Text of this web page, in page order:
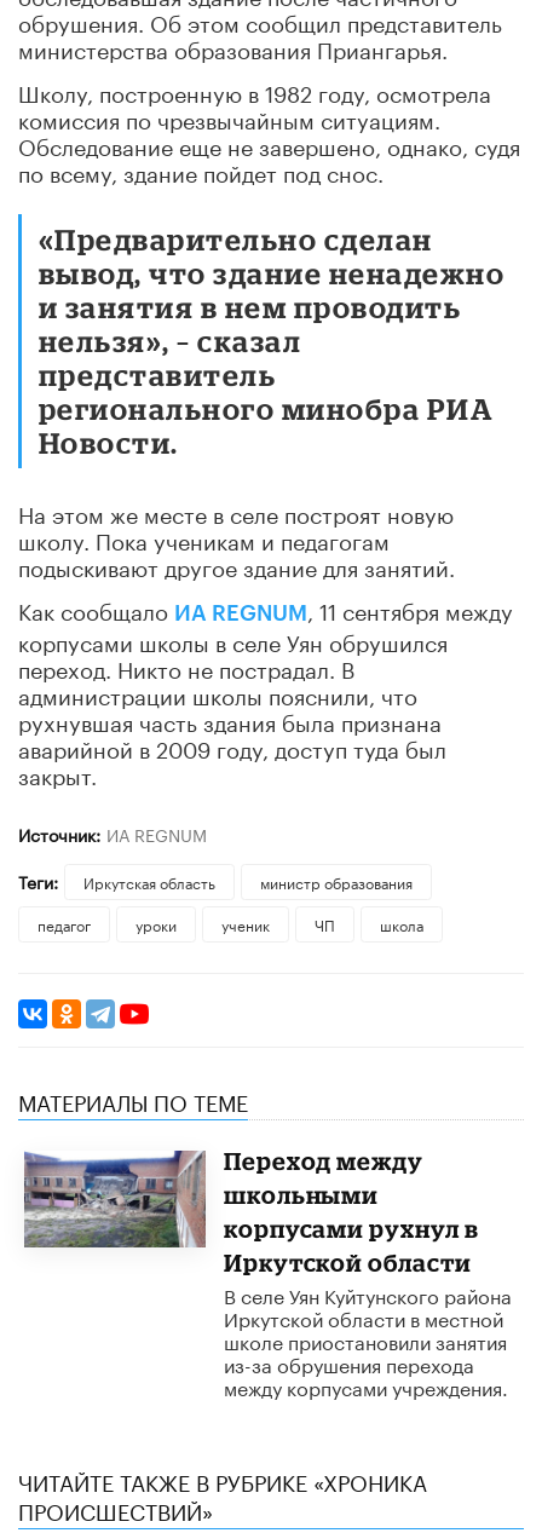
обрушения. Об этом сообщил представитель
министерства образования Приангарья.
Школу, построенную в 1982 году, осмотрела
комиссия по чрезвычайным ситуациям.
Обследование еще не завершено, однако, судя
по всему, здание пойдет под снос.
«Предварительно сделан
вывод, что здание ненадежно
и занятия в нем проводить
нельзя», – сказал
представитель
регионального минобра РИА
Новости.
На этом же месте в селе построят новую
школу. Пока ученикам и педагогам
подыскивают другое здание для занятий.
Как сообщало ИА REGNUM
, 11 сентября между
корпусами школы в селе Уян обрушился
переход. Никто не пострадал. В
администрации школы пояснили, что
рухнувшая часть здания была признана
аварийной в 2009 году, доступ туда был
закрыт.
Источник: ИА REGNUM
Теги:
Иркутская область
министр образования
педагог
уроки ученик ЧП школа
МАТЕРИАЛЫ ПО ТЕМЕ
Переход между
школьными
корпусами рухнул в
Иркутской области
​В селе Уян Куйтунского района
Иркутской области в местной
школе приостановили занятия
из-за обрушения перехода
между корпусами учреждения.
ЧИТАЙТЕ ТАКЖЕ В РУБРИКЕ «ХРОНИКА
ПРОИСШЕСТВИЙ»